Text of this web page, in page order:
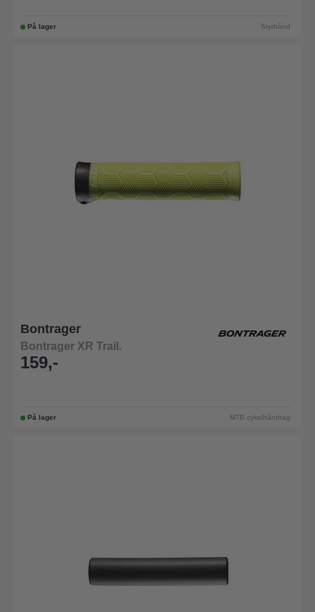
På lager Styrbånd
Bontrager
Bontrager XR Trail.
159,-
På lager MTB cykelhåndtag